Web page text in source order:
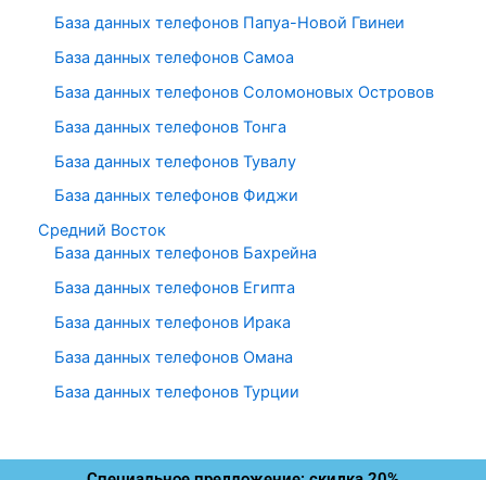
База данных телефонов Папуа-Новой Гвинеи
База данных телефонов Самоа
База данных телефонов Соломоновых Островов
База данных телефонов Тонга
База данных телефонов Тувалу
База данных телефонов Фиджи
Средний Восток
База данных телефонов Бахрейна
База данных телефонов Египта
База данных телефонов Ирака
База данных телефонов Омана
База данных телефонов Турции